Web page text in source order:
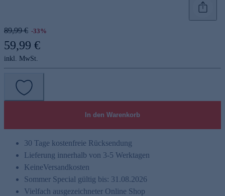
89,99 € -33%
59,99 €
inkl. MwSt.
In den Warenkorb
30 Tage kostenfreie Rücksendung
Lieferung innerhalb von 3-5 Werktagen
KeineVersandkosten
Sommer Special gültig bis: 31.08.2026
Vielfach ausgezeichneter Online Shop